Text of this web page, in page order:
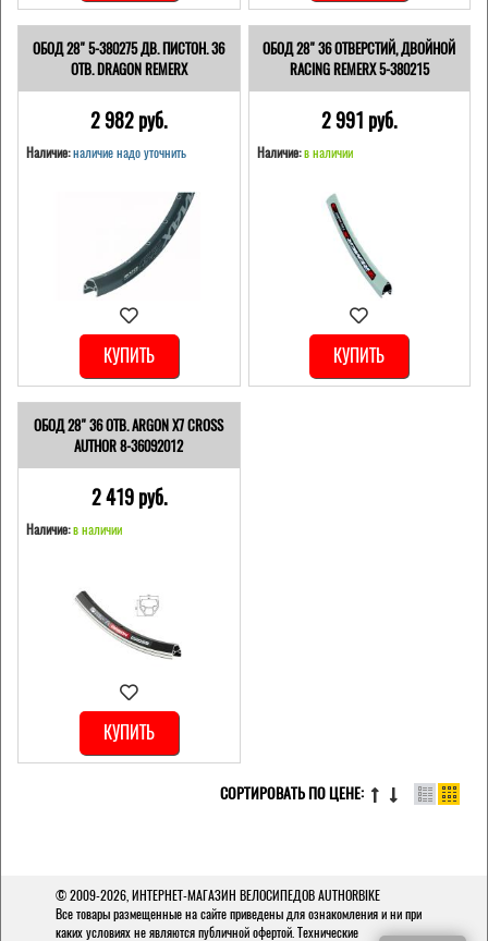
ОБОД 28" 5-380275 ДВ. ПИСТОН. 36
ОТВ. DRAGON REMERX
2 982 pуб.
Наличие:наличие надо уточнить
КУПИТЬ
ОБОД 28" 36 ОТВЕРСТИЙ, ДВОЙНОЙ
RACING REMERX 5-380215
2 991 pуб.
Наличие: в наличии
КУПИТЬ
ОБОД 28" 36 ОТВ. ARGON X7 CROSS
AUTHOR 8-36092012
2 419 pуб.
Наличие:в наличии
КУПИТЬ
СОРТИРОВАТЬ ПО ЦЕНЕ:
© 2009-2026,ИНТЕРНЕТ-МАГАЗИН ВЕЛОСИПЕДОВ AUTHORBIKE
Все товары размещенные на сайте приведены для ознакомления и ни при
каких условиях не являются публичной офертой. Технические